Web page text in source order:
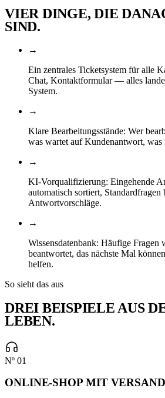
VIER DINGE, DIE
SIND.
→
Ein zentrales Ticketsystem für alle
Chat, Kontaktformular — alles
System.
→
Klare Bearbeitungsstände: Wer
was wartet auf Kundenantwort, was
→
KI-Vorqualifizierung: Eingehende
automatisch sortiert, Standardfragen
Antwortvorschläge.
→
Wissensdatenbank: Häufige Fragen
beantwortet, das nächste Mal
helfen.
So sieht das aus
DREI BEISPIELE AUS
LEBEN.
Nº 01
ONLINE-SHOP MIT